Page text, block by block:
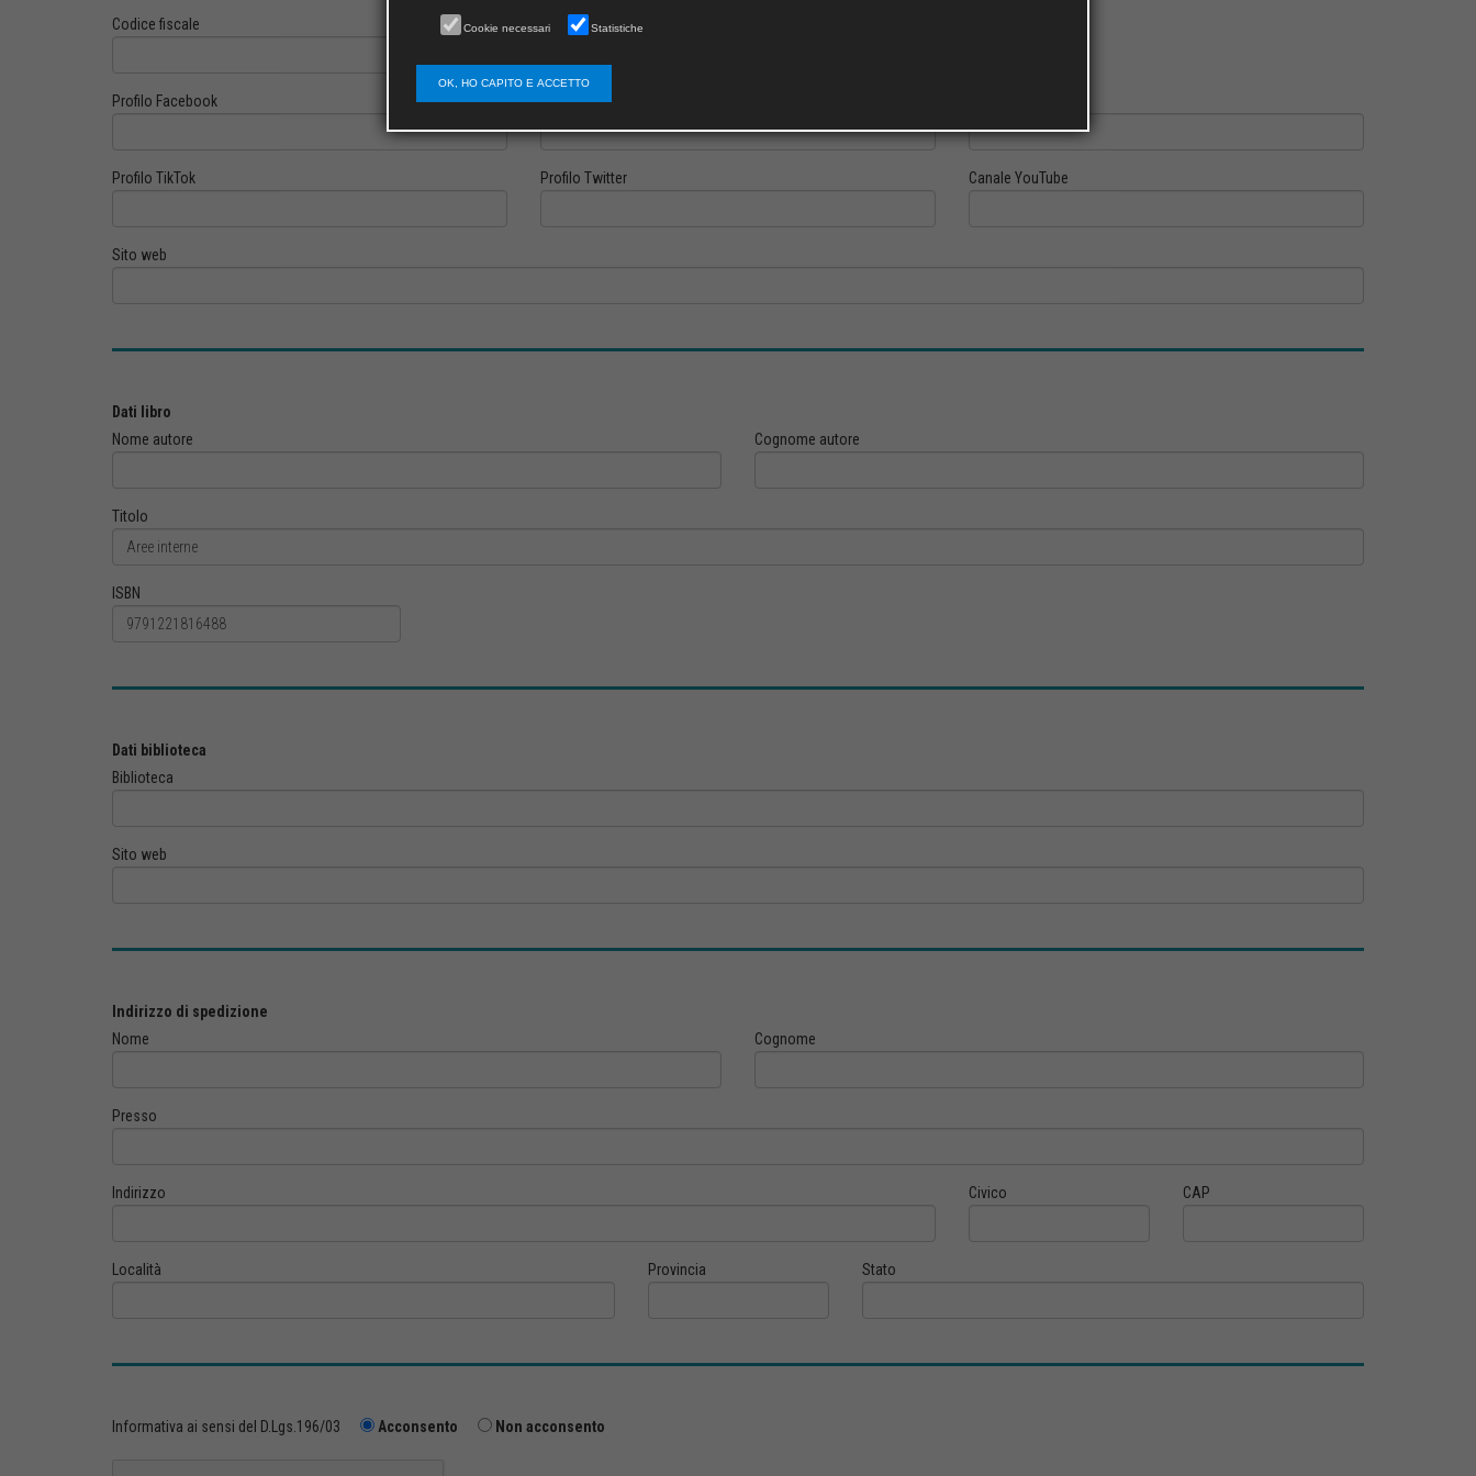
Codice fiscale
Profilo Facebook Profilo Instagram
Profilo TikTok Profilo Twitter Canale YouTube
Sito web
Dati libro
Nome autore
Cognome autore
Titolo
ISBN
Dati biblioteca
Biblioteca
Sito web
Indirizzo di spedizione
Nome
Cognome
Presso
Indirizzo Civico CAP
Località Provincia Stato
Informativa ai sensi del D.Lgs.196/03 Acconsento Non acconsento
Cookie necessari Statistiche
OK, HO CAPITO E ACCETTO